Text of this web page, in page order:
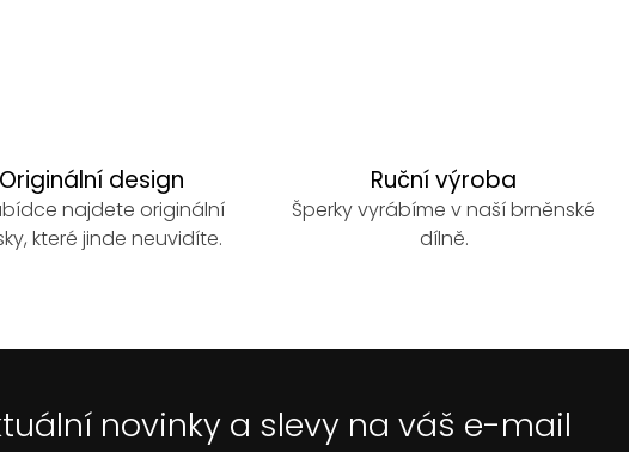
Originální design
najdete originální
které jinde neuvidíte.
Ruční výroba
Šperky vyrábíme v naší brněnské
dílně.
novinky a slevy na váš e-mail